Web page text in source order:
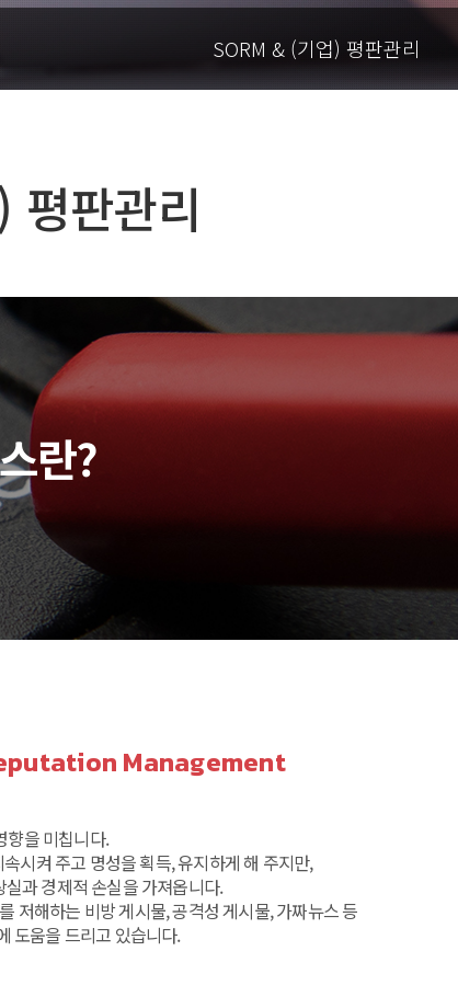
SORM & (기업) 평판관리
판관리
란?
Management
향을 미칩니다.
시켜 주고 명성을 획득, 유지하게 해 주지만,
과 경제적 손실을 가져옵니다.
저해하는 비방 게시물, 공격성 게시물, 가짜뉴스 등
도움을 드리고 있습니다.